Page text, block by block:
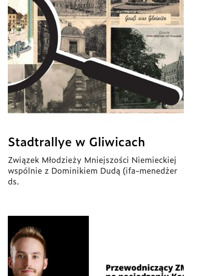
Stadtrallye w Gliwicach
Związek Młodzieży Mniejszości Niemieckiej
wspólnie z Dominikiem Dudą (ifa-menedżer
ds.